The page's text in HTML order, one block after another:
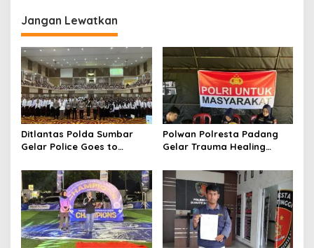
g
a
s
i
p
o
s
Jangan Lewatkan
Ditlantas Polda Sumbar
Gelar Police Goes to
3.000 Mahasiswa Baru
Tertib Berlalu Lintas
Polwan Polresta Padang
Gelar Trauma Healing
Banjir di Surau Gadang